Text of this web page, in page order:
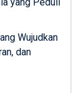
yang Peduli
Wujudkan
dan